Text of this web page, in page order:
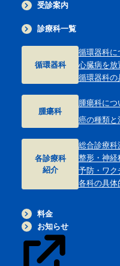
受診案内
診療科一覧
循環器科
循環器科に
心臓病を放
循環器科の
腫瘍科
腫瘍科につ
癌の種類と
各診療科
紹介
総合診療科
整形・神経
予防・ワク
各科の具体
料金
お知らせ